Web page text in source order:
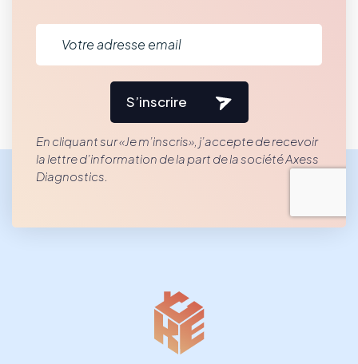
S’inscrire
En cliquant sur «Je m’inscris», j’accepte de recevoir
la lettre d’information de la part de la société Axess
Diagnostics.